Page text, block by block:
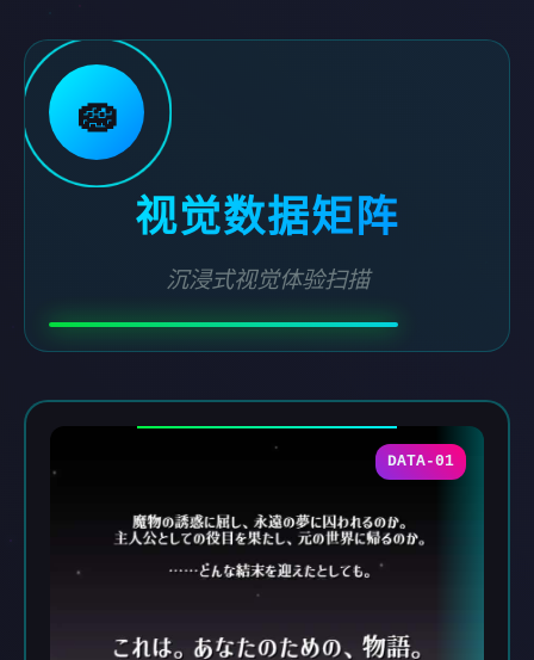
🧽
视觉数据矩阵
沉浸式视觉体验扫描
DATA-01